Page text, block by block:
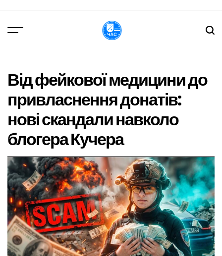
вмісту
Від фейкової медицини до
привласнення донатів:
нові скандали навколо
блогера Кучера